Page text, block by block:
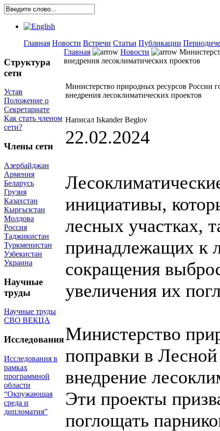
Главная Новости Встречи Статьи Публикации
Структура
сети
Устав
Положение о
Секретариате
Как стать членом
сети?
Члены сети
Азербайджан
Армения
Беларусь
Грузия
Казахстан
Кыргызстан
Молдова
Россия
Таджикистан
Туркменистан
Узбекистан
Украина
Научные
труды
Научные труды
СВО ВЕКЦА
Исследования
Исследования в
рамках
программной
области
“Окружающая
среда и
дипломатия”
Главная Новости
внедрения лесоклиматических проектов
Министерство природных ресурсов России
внедрения лесоклиматических проектов
Написал Iskander Beglov
22.02.2024
инициативы,
лесных участках,
принадлежащих к
сокращения
увеличения их
Министерство
поправки в
внедрение
Эти проекты
поглощать